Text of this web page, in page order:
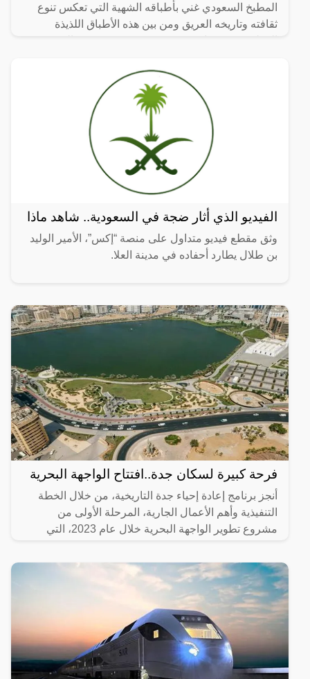
المطبخ السعودي غني بأطباقه الشهية التي تعكس تنوع
ثقافته وتاريخه العريق ومن بين هذه الأطباق اللذيذة
الفيديو الذي أثار ضجة في السعودية.. شاهد ماذا
وثق مقطع فيديو متداول على منصة “إكس”، الأمير الوليد
بن طلال يطارد أحفاده في مدينة العلا.
فرحة كبيرة لسكان جدة..افتتاح الواجهة البحرية
أنجز برنامج إعادة إحياء جدة التاريخية، من خلال الخطة
التنفيذية وأهم الأعمال الجارية، المرحلة الأولى من
مشروع تطوير الواجهة البحرية خلال عام 2023، التي